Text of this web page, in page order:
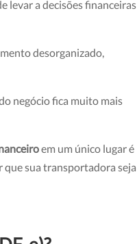
levar a decisões financeiras
desorganizado,
negócio fica muito mais
em um único lugar é
que sua transportadora seja